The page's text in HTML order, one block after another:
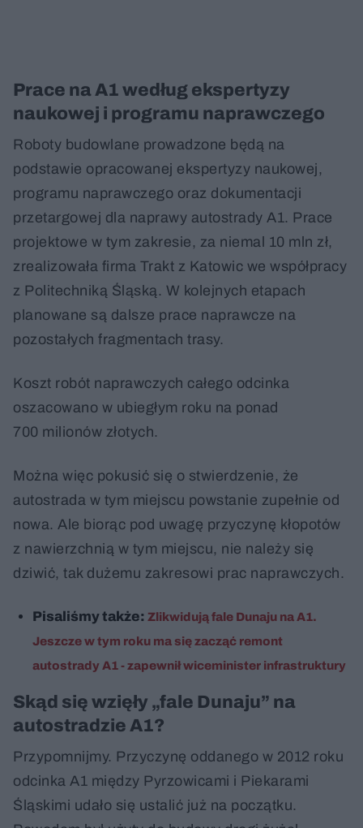
Prace na A1 według ekspertyzy
naukowej i programu naprawczego
Roboty budowlane prowadzone będą na
podstawie opracowanej ekspertyzy naukowej,
programu naprawczego oraz dokumentacji
przetargowej dla naprawy autostrady A1. Prace
projektowe w tym zakresie, za niemal 10 mln zł,
zrealizowała firma Trakt z Katowic we współpracy
z Politechniką Śląską. W kolejnych etapach
planowane są dalsze prace naprawcze na
pozostałych fragmentach trasy.
Koszt robót naprawczych całego odcinka
oszacowano w ubiegłym roku na ponad
700 milionów złotych.
Można więc pokusić się o stwierdzenie, że
autostrada w tym miejscu powstanie zupełnie od
nowa. Ale biorąc pod uwagę przyczynę kłopotów
z nawierzchnią w tym miejscu, nie należy się
dziwić, tak dużemu zakresowi prac naprawczych.
Pisaliśmy także: Zlikwidują fale Dunaju na A1.
Jeszcze w tym roku ma się zacząć remont
autostrady A1 - zapewnił wiceminister infrastruktury
Skąd się wzięły „fale Dunaju” na
autostradzie A1?
Przypomnijmy. Przyczynę oddanego w 2012 roku
odcinka A1 między Pyrzowicami i Piekarami
Śląskimi udało się ustalić już na początku.